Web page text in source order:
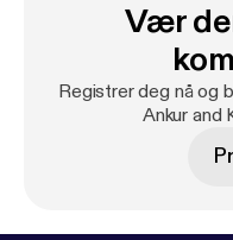
Vær
Registrer deg nå og
Ankur and